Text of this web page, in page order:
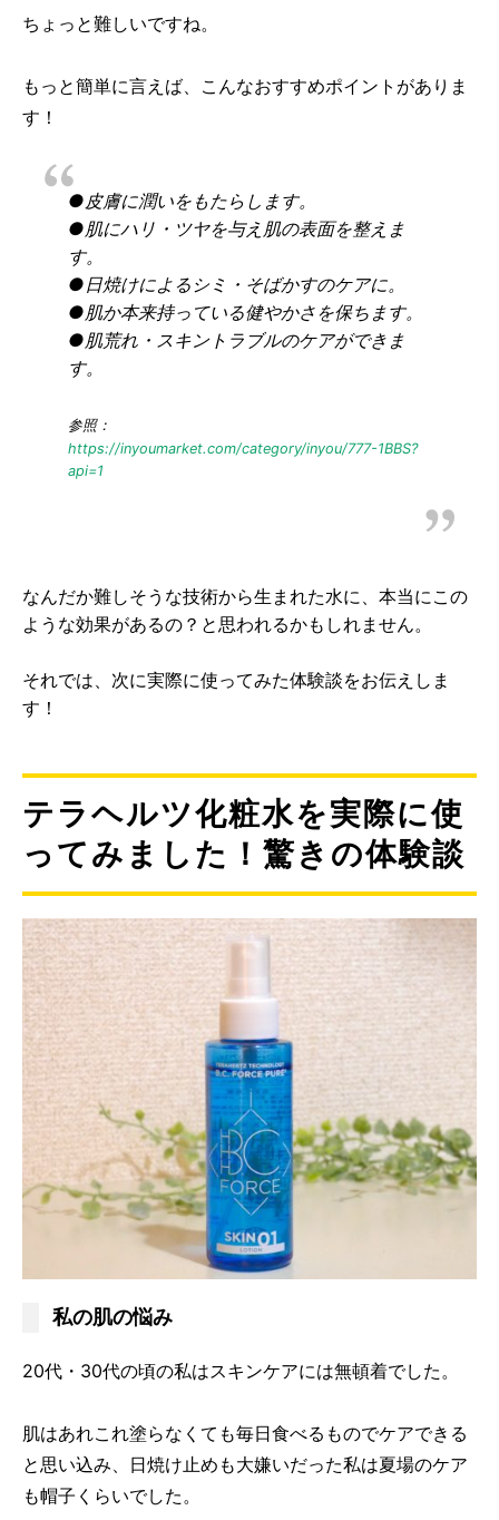
ちょっと難しいですね。
もっと簡単に言えば、こんなおすすめポイントがありま
す！
●皮膚に潤いをもたらします。
●肌にハリ・ツヤを与え肌の表面を整えま
す。
●日焼けによるシミ・そばかすのケアに。
●肌か本来持っている健やかさを保ちます。
●肌荒れ・スキントラブルのケアができま
す。
参照：
https://inyoumarket.com/category/inyou/777-1BBS?
api=1
なんだか難しそうな技術から生まれた水に、本当にこの
ような効果があるの？と思われるかもしれません。
それでは、次に実際に使ってみた体験談をお伝えしま
す！
テラヘルツ化粧水を実際に使
ってみました！驚きの体験談
私の肌の悩み
20代・30代の頃の私はスキンケアには無頓着でした。
肌はあれこれ塗らなくても毎日食べるものでケアできる
と思い込み、日焼け止めも大嫌いだった私は夏場のケア
も帽子くらいでした。